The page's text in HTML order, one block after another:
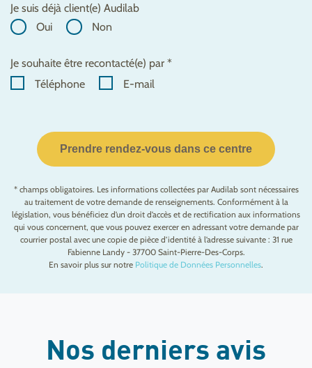
Je suis déjà client(e) Audilab
Oui
Non
Je souhaite être recontacté(e) par *
Téléphone
E-mail
Prendre rendez-vous dans ce centre
* champs obligatoires. Les informations collectées par Audilab sont nécessaires
au traitement de votre demande de renseignements. Conformément à la
législation, vous bénéficiez d’un droit d’accès et de rectification aux informations
qui vous concernent, que vous pouvez exercer en adressant votre demande par
courrier postal avec une copie de pièce d’identité à l’adresse suivante : 31 rue
Fabienne Landy - 37700 Saint-Pierre-Des-Corps.
En savoir plus sur notre Politique de Données Personnelles.
Nos derniers avis